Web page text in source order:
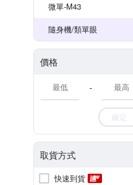
微單-M43
隨身機/類單眼
價格
-
確定
取貨方式
快速到貨